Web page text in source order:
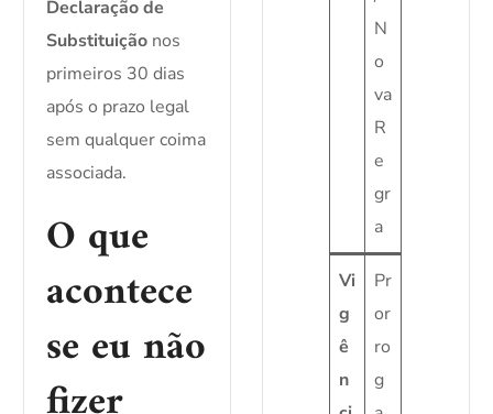
Declaração de
Substituição nos
primeiros 30 dias
após o prazo legal
sem qualquer coima
associada.
O que
acontece
se eu não
N
o
va
R
e
gr
a
Vi
g
ê
n
Pr
or
ro
g